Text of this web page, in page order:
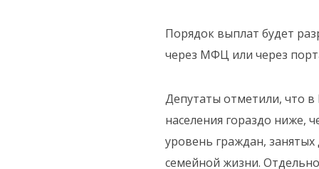
Порядок выплат будет
через МФЦ или через
Депутаты отметили, что в
населения гораздо ниже,
уровень граждан,
семейной жизни.